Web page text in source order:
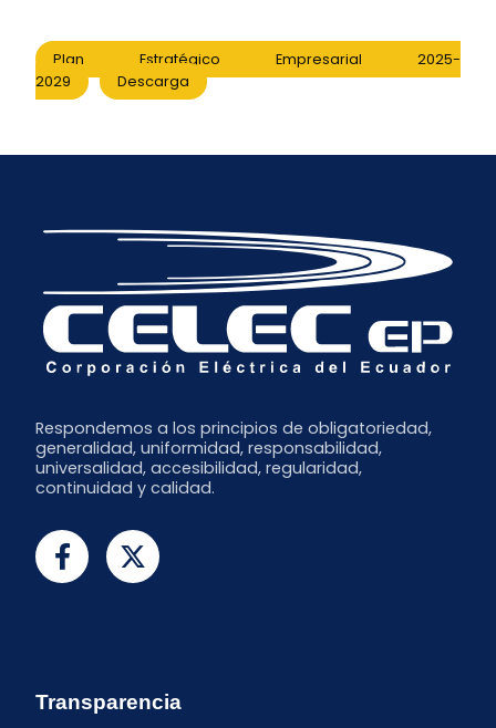
Plan Estratégico Empresarial 2025-
2029
Descarga
Respondemos a los principios de obligatoriedad,
generalidad, uniformidad, responsabilidad,
universalidad, accesibilidad, regularidad,
continuidad y calidad.
Transparencia